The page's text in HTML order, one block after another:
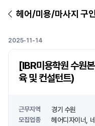
헤어/미용/마사지 구
2025-11-14
[IBR미용학원 수원
육 및 컨설턴트)
근무지역 경기 수원
모집업종 헤어디자이너